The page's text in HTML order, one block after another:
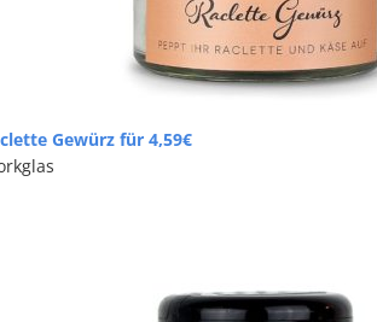
Gewürz für 4,59€